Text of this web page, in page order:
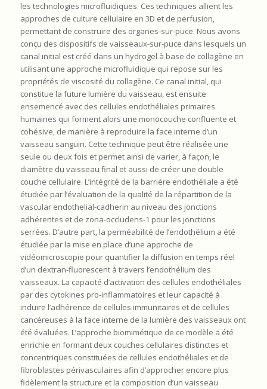
les technologies microfluidiques. Ces techniques allient les
approches de culture cellulaire en 3D et de perfusion,
permettant de construire des organes-sur-puce. Nous avons
conçu des dispositifs de vaisseaux-sur-puce dans lesquels un
canal initial est créé dans un hydrogel à base de collagène en
utilisant une approche microfluidique qui repose sur les
propriétés de viscosité du collagène. Ce canal initial, qui
constitue la future lumière du vaisseau, est ensuite
ensemencé avec des cellules endothéliales primaires
humaines qui forment alors une monocouche confluente et
cohésive, de manière à reproduire la face interne d’un
vaisseau sanguin. Cette technique peut être réalisée une
seule ou deux fois et permet ainsi de varier, à façon, le
diamètre du vaisseau final et aussi de créer une double
couche cellulaire. L’intégrité de la barrière endothéliale a été
étudiée par l’évaluation de la qualité de la répartition de la
vascular endothelial-cadherin au niveau des jonctions
adhérentes et de zona-occludens-1 pour les jonctions
serrées. D’autre part, la perméabilité de l’endothélium a été
étudiée par la mise en place d’une approche de
vidéomicroscopie pour quantifier la diffusion en temps réel
d’un dextran-fluorescent à travers l’endothélium des
vaisseaux. La capacité d’activation des cellules endothéliales
par des cytokines pro-inflammatoires et leur capacité à
induire l’adhérence de cellules immunitaires et de cellules
cancéreuses à la face interne de la lumière des vaisseaux ont
été évaluées. L’approche biomimétique de ce modèle a été
enrichie en formant deux couches cellulaires distinctes et
concentriques constituées de cellules endothéliales et de
fibroblastes périvasculaires afin d’approcher encore plus
fidèlement la structure et la composition d’un vaisseau